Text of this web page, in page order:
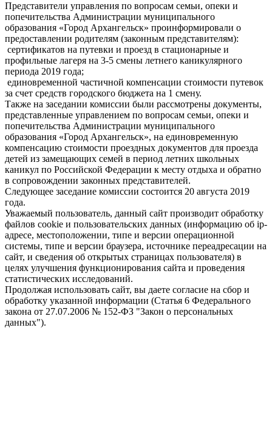
Представители управления по вопросам семьи, опеки и
попечительства Администрации муниципального
образования «Город Архангельск» проинформировали о
предоставлении родителям (законным представителям):
сертификатов на путевки и проезд в стационарные и
профильные лагеря на 3-5 смены летнего каникулярного
периода 2019 года;
единовременной частичной компенсации стоимости путевок
за счет средств городского бюджета на 1 смену.
Также на заседании комиссии были рассмотрены документы,
представленные управлением по вопросам семьи, опеки и
попечительства Администрации муниципального
образования «Город Архангельск», на единовременную
компенсацию стоимости проездных документов для проезда
детей из замещающих семей в период летних школьных
каникул по Российской Федерации к месту отдыха и обратно
в сопровождении законных представителей.
Следующее заседание комиссии состоится 20 августа 2019
года.
Уважаемый пользователь, данный сайт производит обработку
файлов cookie и пользовательских данных (информацию об ip-
адресе, местоположении, типе и версии операционной
системы, типе и версии браузера, источнике переадресации на
сайт, и сведения об открытых страницах пользователя) в
целях улучшения функционирования сайта и проведения
статистических исследований.
Продолжая использовать сайт, вы даете согласие на сбор и
обработку указанной информации (Статья 6 Федерального
закона от 27.07.2006 № 152-ФЗ "Закон о персональных
данных").